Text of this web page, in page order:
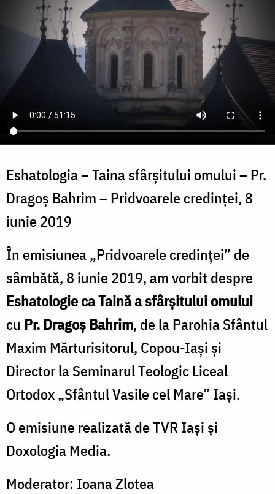
Eshatologia – Taina sfârșitului omului – Pr.
Dragoș Bahrim – Pridvoarele credinței, 8
iunie 2019
În emisiunea „Pridvoarele credinței” de
sâmbătă, 8 iunie 2019, am vorbit despre
Eshatologie ca Taină a sfârșitului omului
cu Pr. Dragoș Bahrim, de la Parohia Sfântul
Maxim Mărturisitorul, Copou-Iaşi și
Director la Seminarul Teologic Liceal
Ortodox „Sfântul Vasile cel Mare” Iaşi.
O emisiune realizată de TVR Iaşi şi
Doxologia Media.
Moderator: Ioana Zlotea